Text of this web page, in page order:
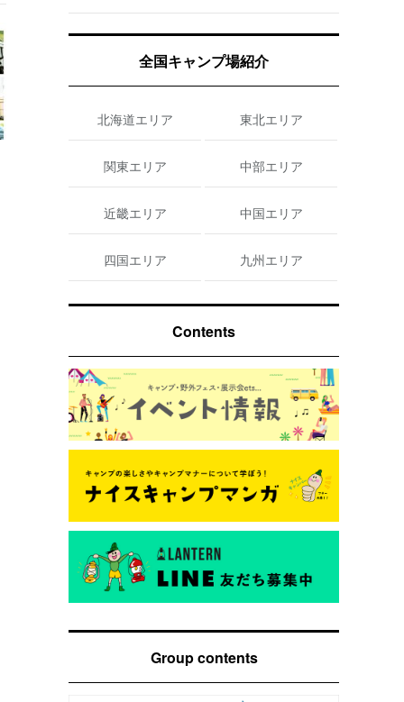
全国キャンプ場紹介
北海道エリア 東北エリア
関東エリア 中部エリア
近畿エリア 中国エリア
四国エリア 九州エリア
Contents
Group contents